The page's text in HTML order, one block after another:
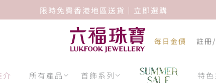
限時免費香港地區送貨｜立即選購
每日金價 註冊
介 所有產品 首飾系列 特